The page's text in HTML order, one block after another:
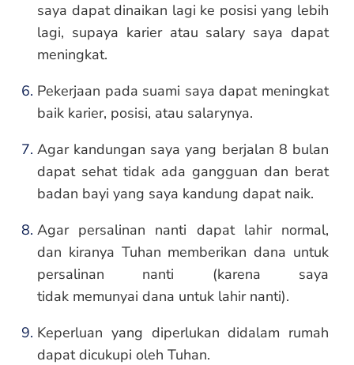
saya dapat dinaikan lagi ke posisi yang lebih
lagi, supaya karier atau salary saya dapat
meningkat.
Pekerjaan pada suami saya dapat meningkat
baik karier, posisi, atau salarynya.
Agar kandungan saya yang berjalan 8 bulan
dapat sehat tidak ada gangguan dan berat
badan bayi yang saya kandung dapat naik.
Agar persalinan nanti dapat lahir normal,
dan kiranya Tuhan memberikan dana untuk
persalinan nanti (karena saya
tidak memunyai dana untuk lahir nanti).
Keperluan yang diperlukan didalam rumah
dapat dicukupi oleh Tuhan.